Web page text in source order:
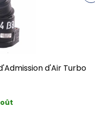
d'Air Turbo